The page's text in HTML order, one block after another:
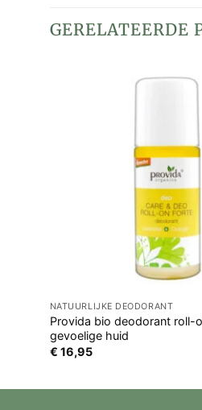
GERELATEERDE
NATUURLIJKE DEODORANT
Provida bio deodorant roll-
gevoelige huid
€ 16,95